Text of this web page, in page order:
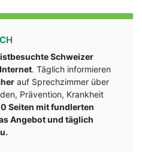
Schweizer
. Täglich informieren
auf Sprechzimmer über
Prävention, Krankheit
Seiten mit fundlerten
Angebot und täglich